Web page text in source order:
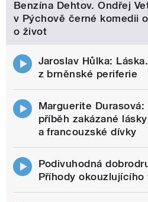
Benzína Dehtov. Ondřej
v Pýchově černé komedii
o život
Jaroslav Hůlka:
z brněnské periferie
Marguerite
příběh zakázané
a francouzské dívky
Podivuhodná
Příhody okouzlujícího